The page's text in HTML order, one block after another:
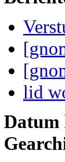
lid
Datum